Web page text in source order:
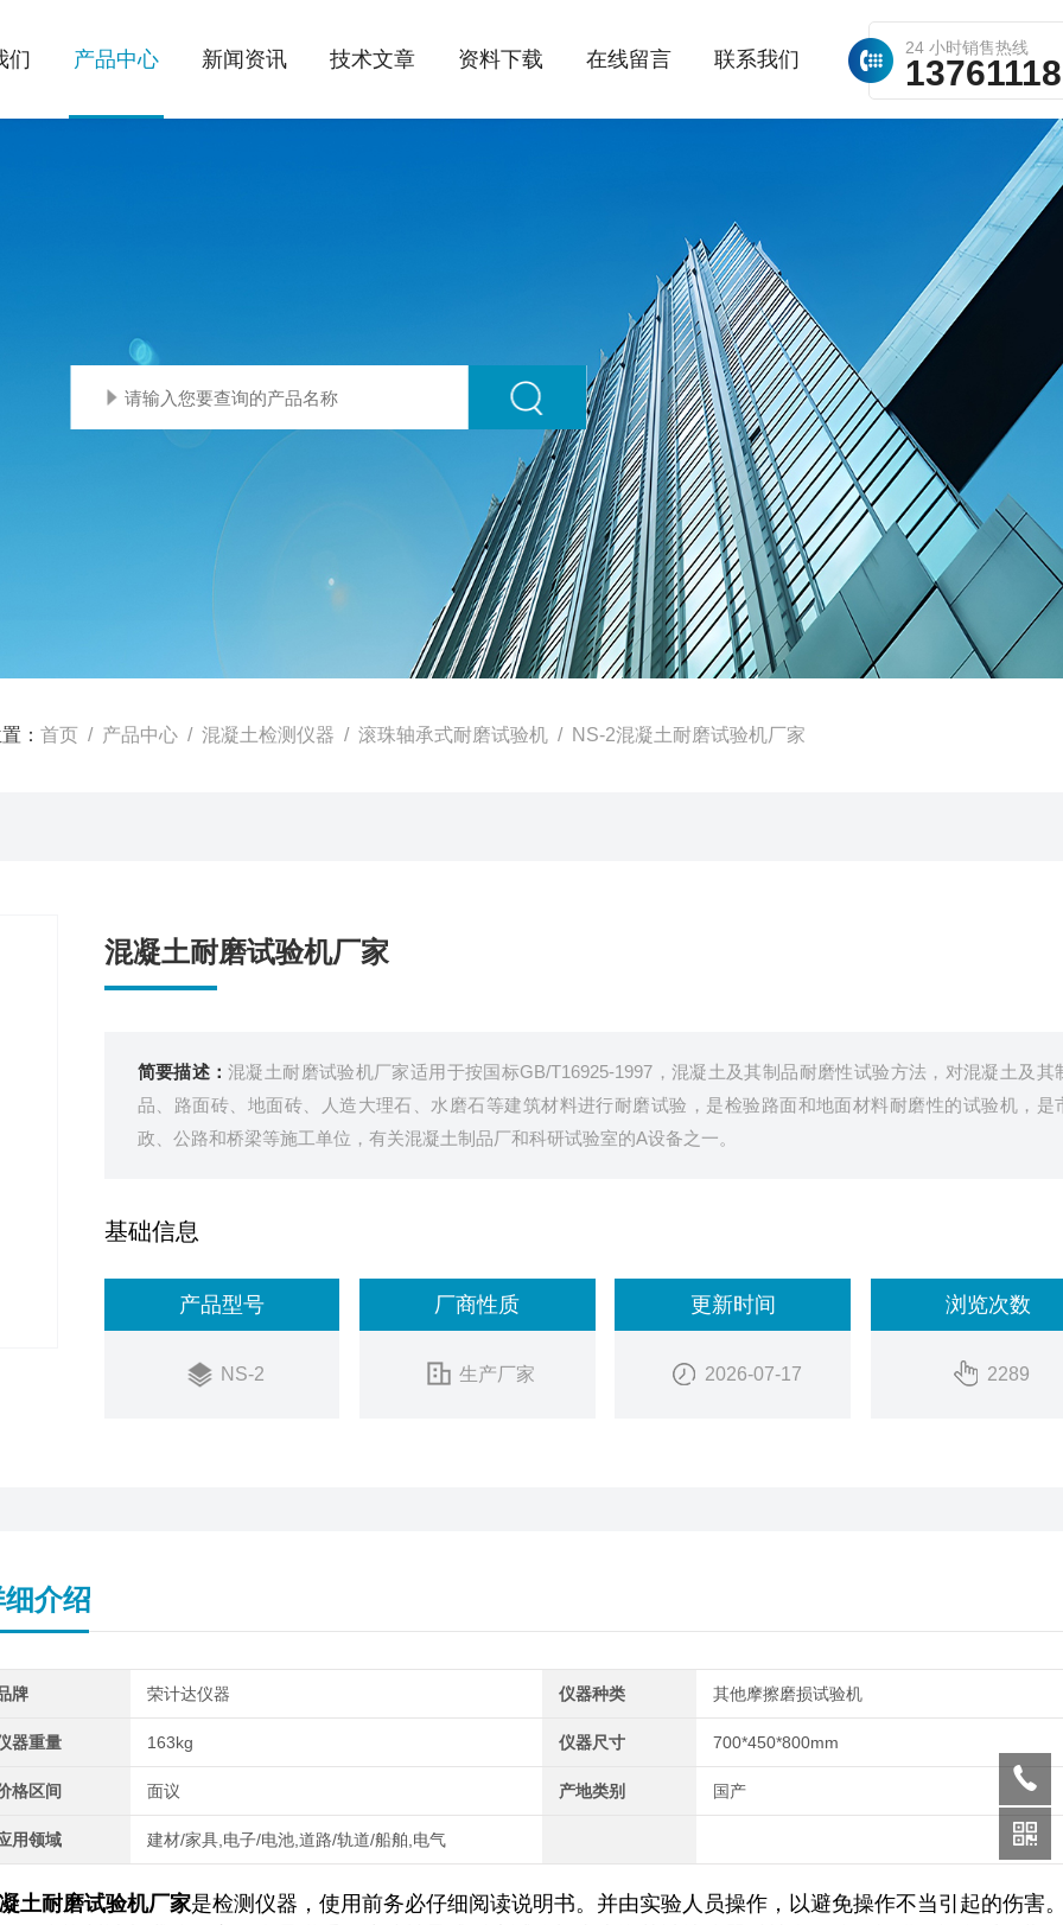
24 小时销售热线
们 产品中心 新闻资讯 技术文章 资料下载 在线留言 联系我们
： 首页 / 产品中心 / 混凝土检测仪器 / 滚珠轴承式耐磨试验机 / NS-2混凝土耐磨试验机厂家
混凝土耐磨试验机厂家
简要描述： 混凝土耐磨试验机厂家适用于按国标GB/T16925-1997，混凝土及其制品耐磨性试验方法，对混凝土及其
品、路面砖、地面砖、人造大理石、水磨石等建筑材料进行耐磨试验，是检验路面和地面材料耐磨性的试验机，是
政、公路和桥梁等施工单位，有关混凝土制品厂和科研试验室的A设备之一。
基础信息
产品型号
NS-2
厂商性质
生产厂家
更新时间
2026-07-17
浏览次数
2289
介绍
牌 荣计达仪器 仪器种类 其他摩擦磨损试验机
器重量 163kg 仪器尺寸 700*450*800mm
格区间 面议 产地类别 国产
用领域 建材/家具,电子/电池,道路/轨道/船舶,电气
土耐磨试验机厂家是检测仪器，使用前务必仔细阅读说明书。并由实验人员操作，以避免操作不当引起的伤害